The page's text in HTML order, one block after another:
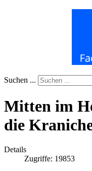
Suchen ...
Mitten im
die
Details
Zugriffe: 19853